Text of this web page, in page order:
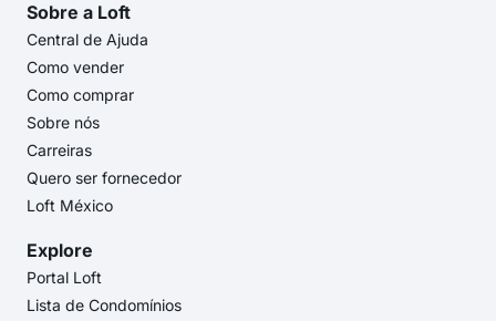
Sobre a Loft
Central de Ajuda
Como vender
Como comprar
Sobre nós
Carreiras
Quero ser fornecedor
Loft México
Explore
Portal Loft
Lista de Condomínios